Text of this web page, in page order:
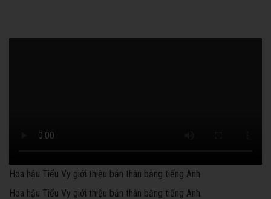
Hoa hậu Tiểu Vy giới thiệu bản thân bằng tiếng Anh
Hoa hậu Tiểu Vy giới thiệu bản thân bằng tiếng Anh.